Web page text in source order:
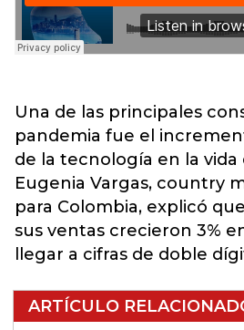
Una de las principales
pandemia fue el
de la tecnología en la vida
Eugenia Vargas, country
para Colombia, explicó
sus ventas crecieron 3%
llegar a cifras de doble
ARTÍCULO